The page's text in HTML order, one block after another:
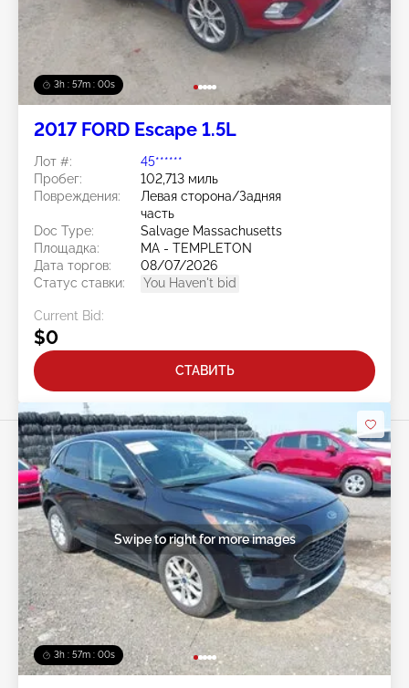
3h : 56m : 57s
2017 FORD Escape 1.5L
Лот #:
45******
Пробег:
102,713 миль
Повреждения:
Левая сторона/Задняя
часть
Doc Type:
Salvage Massachusetts
Площадка:
MA - TEMPLETON
Дата торгов:
08/07/2026
Статус ставки:
You Haven't bid
Current Bid:
$0
СТАВИТЬ
3h : 56m : 57s
Swipe to right for more images